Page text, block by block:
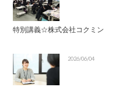
特別講義☆株式会社コクミン
2026/06/04